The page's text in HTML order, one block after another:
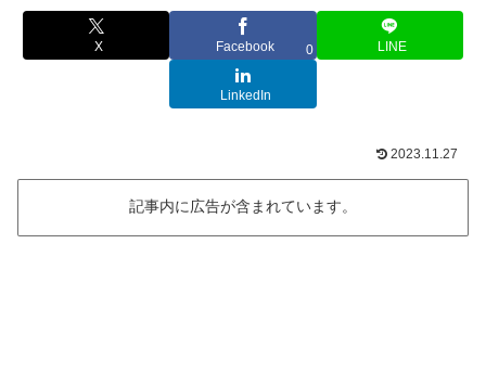
X Facebook 0 LINE
LinkedIn
2023.11.27
記事内に広告が含まれています。